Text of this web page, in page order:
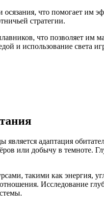
что помогает им
стратегии.
что позволяет им
и использование света
является адаптация
или добычу в темноте.
такими как энергия,
Исследование